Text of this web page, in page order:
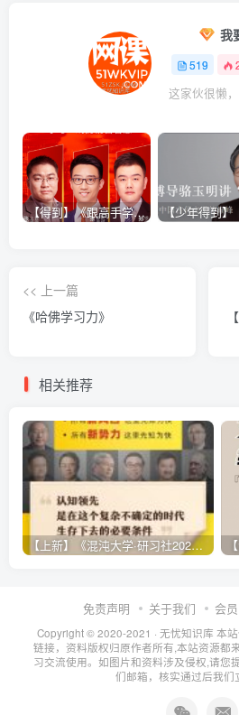
我
519
这家伙很懒
【得到】《跟高手学销售系列课》
<< 上一篇
《哈佛学习力》
相关推荐
【上新】《混沌大学·研习社2020》
免责声明 关于我们 会
Copyright © 2020-2021 · 无忧知识库 本
链接，资料版权归原作者所有,本站资源都
习交流使用。如图片和资料涉及侵权,请您
们邮箱，核实通过后我们